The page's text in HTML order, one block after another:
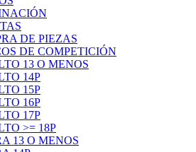
DE PIEZAS
DE COMPETICIÓN
13 O MENOS
14P
15P
16P
17P
>= 18P
13 O MENOS